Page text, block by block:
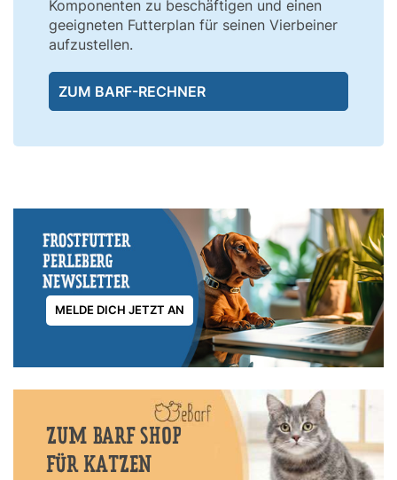
Komponenten zu beschäftigen und einen
geeigneten Futterplan für seinen Vierbeiner
aufzustellen.
ZUM BARF-RECHNER
MELDE DICH JETZT AN
ZUM BARF SHOP
FÜR KATZEN